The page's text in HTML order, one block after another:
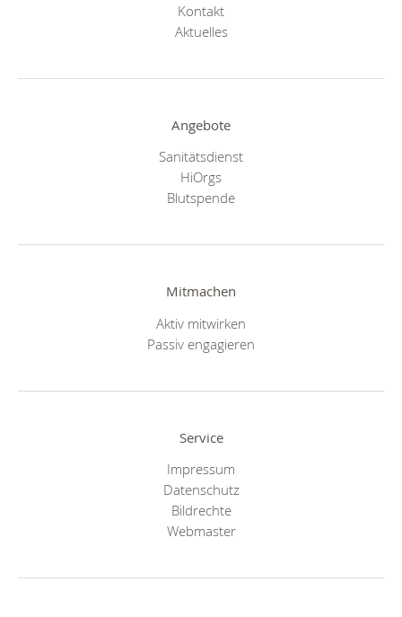
Kontakt
Aktuelles
Angebote
Sanitätsdienst
HiOrgs
Blutspende
Mitmachen
Aktiv mitwirken
Passiv engagieren
Service
Impressum
Datenschutz
Bildrechte
Webmaster